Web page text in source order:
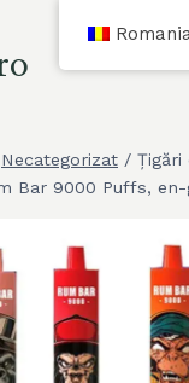
Necategorizat / Țigări
Bar 9000 Puffs, en-